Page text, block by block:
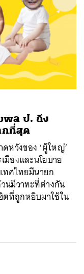
พล ป. ถึง
กที่สุด
หวังของ ‘ผู้ใหญ่’
มืองและนโยบาย
ทศไทยมีนายก
นมีวาทะที่ต่างกัน
ตที่ถูกหยิบมาใช้ใน